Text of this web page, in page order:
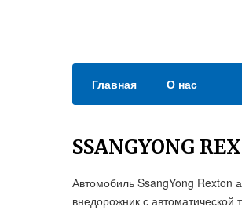
Главная О нас
SSANGYONG
Автомобиль SsangYong Rexton
внедорожник с